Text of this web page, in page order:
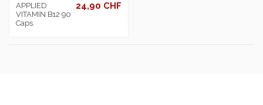
APPLIED
VITAMIN B12 90
Caps.
24,90 CHF